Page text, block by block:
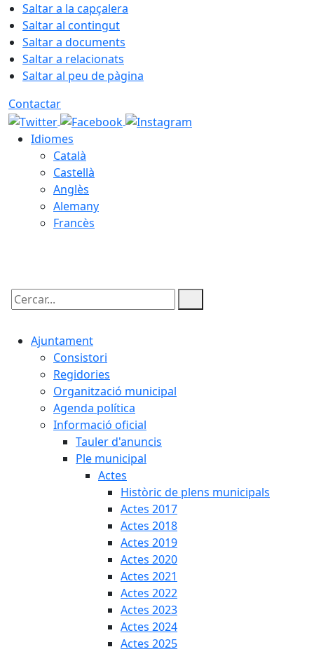
Saltar a la capçalera
Saltar al contingut
Saltar a documents
Saltar a relacionats
Saltar al peu de pàgina
Contactar
Idiomes
Català
Castellà
Anglès
Alemany
Francès
Cercar:
Ajuntament
Consistori
Regidories
Organització municipal
Agenda política
Informació oficial
Tauler d'anuncis
Ple municipal
Actes
Històric de plens municipals
Actes 2017
Actes 2018
Actes 2019
Actes 2020
Actes 2021
Actes 2022
Actes 2023
Actes 2024
Actes 2025